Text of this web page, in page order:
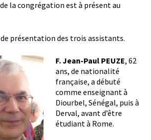
la congrégation est à présent au
présentation des trois assistants.
F. Jean-Paul PEUZE, 62
ans, de nationalité
française, a débuté
comme enseignant à
Diourbel, Sénégal, puis à
Derval, avant d’être
étudiant à Rome.